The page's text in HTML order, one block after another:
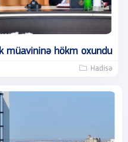
müavininə hökm oxundu
Hadisə